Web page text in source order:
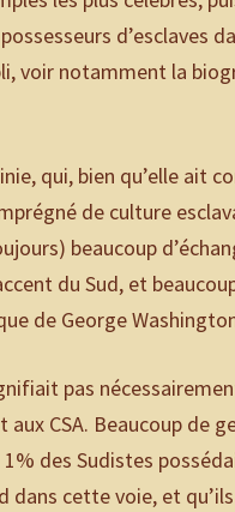
d’esclaves
voir notamment la
qui, bien qu’elle ait
de culture
beaucoup
du Sud, et
de George
pas
CSA. Beaucoup de
des Sudistes
dans cette voie, et